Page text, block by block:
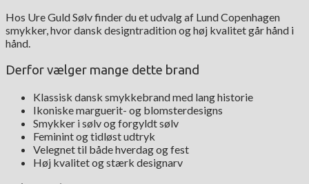
Hos Ure Guld Sølv finder du et udvalg af Lund Copenhagen
smykker, hvor dansk designtradition og høj kvalitet går hånd i
hånd.
Derfor vælger mange dette brand
Klassisk dansk smykkebrand med lang historie
Ikoniske marguerit- og blomsterdesigns
Smykker i sølv og forgyldt sølv
Feminint og tidløst udtryk
Velegnet til både hverdag og fest
Høj kvalitet og stærk designarv